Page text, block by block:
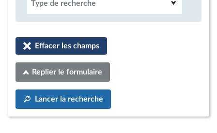
Type de recherche
Effacer les champs
Replier le formulaire
Lancer la recherche